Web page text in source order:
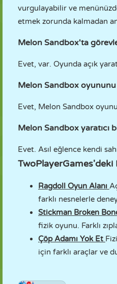
vurgulayabilir ve
etmek zorunda kalmadan
Melon Sandbox'ta
Evet, var. Oyunda açık
Melon Sandbox
Evet, Melon Sandbox
Melon Sandbox yaratıcı
Evet. Asıl eğlence kendi
TwoPlayerGames'deki
Ragdoll Oyun Alanı
farklı nesnelerle
Stickman Broken
fizik oyunu. Farklı
Çöp Adamı Yok Et
için farklı araçlar ve